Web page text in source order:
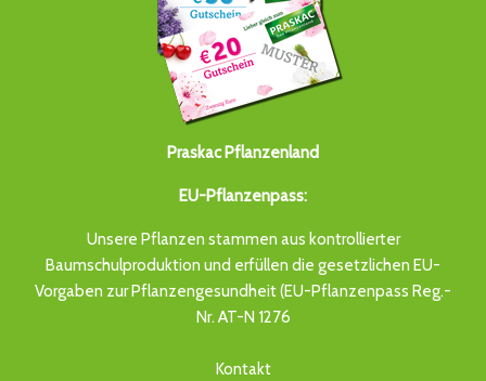
Praskac Pflanzenland
EU-Pflanzenpass:
Unsere Pflanzen stammen aus kontrollierter
Baumschulproduktion und erfüllen die gesetzlichen EU-
Vorgaben zur Pflanzengesundheit (EU-Pflanzenpass Reg.-
Nr. AT-N 1276
Kontakt